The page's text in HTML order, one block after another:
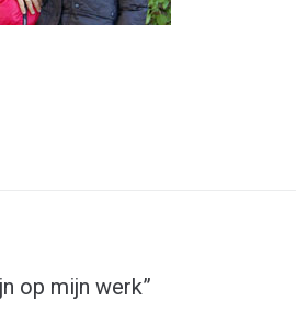
op mijn werk”